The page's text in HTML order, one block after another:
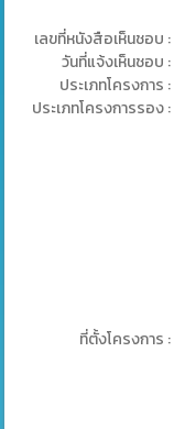
เลขที่หนังสือเห็นชอบ :
วันที่แจ้งเห็นชอบ :
ประเภทโครงการ :
ประเภทโครงการรอง :
ที่ตั้งโครงการ :